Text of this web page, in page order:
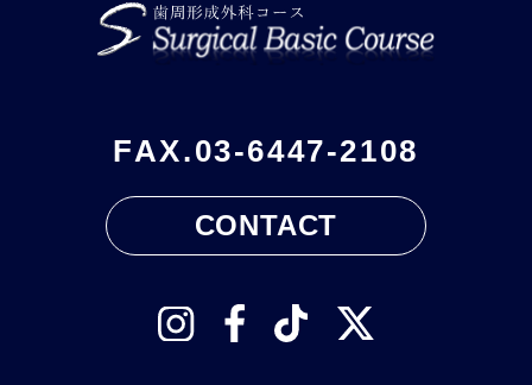
FAX.03-6447-2108
CONTACT